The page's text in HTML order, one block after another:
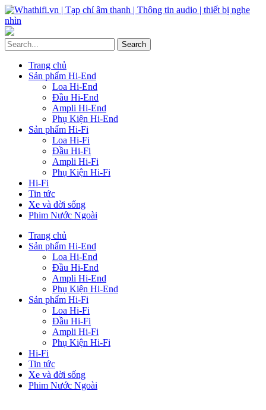
Trang chủ
Sản phẩm Hi-End
Loa Hi-End
Đầu Hi-End
Ampli Hi-End
Phụ Kiện Hi-End
Sản phẩm Hi-Fi
Loa Hi-Fi
Đầu Hi-Fi
Ampli Hi-Fi
Phụ Kiện Hi-Fi
Hi-Fi
Tin tức
Xe và đời sống
Phim Nước Ngoài
Trang chủ
Sản phẩm Hi-End
Loa Hi-End
Đầu Hi-End
Ampli Hi-End
Phụ Kiện Hi-End
Sản phẩm Hi-Fi
Loa Hi-Fi
Đầu Hi-Fi
Ampli Hi-Fi
Phụ Kiện Hi-Fi
Hi-Fi
Tin tức
Xe và đời sống
Phim Nước Ngoài